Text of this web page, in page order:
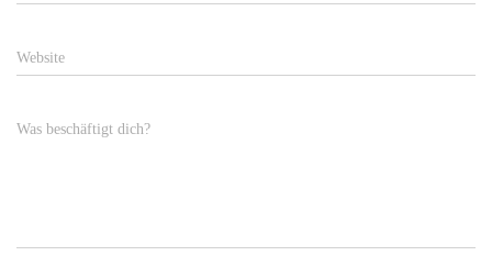
Website
Was beschäftigt dich?